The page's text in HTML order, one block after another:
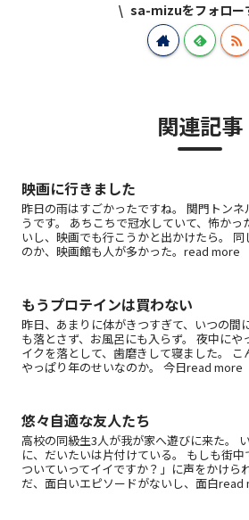
sa-mizuをフォロー
関連記事
映画に行きました
昨日の雨はすごかったですね。 関門トン
うです。 あちこちで冠水していて、怖か
いし、映画でも行こうかと出かけたら。
のか、映画館も人が多かった。read more
もうプロテインは買わない
昨日、あまりに体がきつすぎて、いつの間
も落とさず、お風呂にも入らず。 夜中にや
イクを落として、歯磨きして寝ました。 こ
やっぱり年のせいなのか。 今日read more
悠々自適な友人たち
高校の同級生3人が我が家へ遊びに来た。
に、だいたいは片付けている。 もしも街中
ついていってイイですか？」に声をかけら
だ、面白いエピソードがないし、面白read